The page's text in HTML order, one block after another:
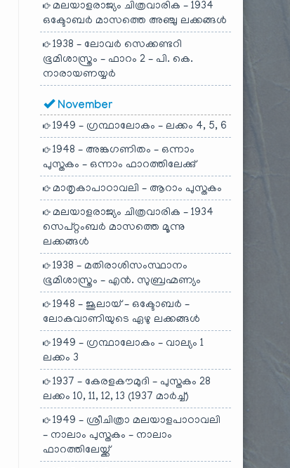
മലയാളരാജ്യം ചിത്രവാരിക – 1934
ഒക്ടോബർ മാസത്തെ അഞ്ചു ലക്കങ്ങൾ
1938 – ലോവർ സെക്കണ്ടറി
ഭൂമിശാസ്ത്രം – ഫാറം 2 – പി. കെ.
നാരായണയ്യർ
November
1949 – ഗ്രന്ഥാലോകം – ലക്കം 4, 5, 6
1948 – അങ്കഗണിതം – ഒന്നാം
പുസ്തകം – ഒന്നാം ഫാറത്തിലേക്കു്
മാതൃകാപാഠാവലി – ആറാം പുസ്തകം
മലയാളരാജ്യം ചിത്രവാരിക – 1934
സെപ്റ്റംബർ മാസത്തെ മൂന്നു
ലക്കങ്ങൾ
1938 – മതിരാശിസംസ്ഥാനം
ഭൂമിശാസ്ത്രം – എൻ. സുബ്രഹ്മണ്യം
1948 – ജൂലായ് – ഒക്ടോബർ –
ലോകവാണിയുടെ ഏഴു ലക്കങ്ങൾ
1949 – ഗ്രന്ഥാലോകം – വാല്യം 1
ലക്കം 3
1937 – കേരളകൗമുദി – പുസ്തകം 28
ലക്കം 10, 11, 12, 13 (1937 മാർച്ച്)
1949 – ശ്രീചിത്രാ മലയാളപാഠാവലി
– നാലാം പുസ്തകം – നാലാം
ഫാറത്തിലേയ്ക്ക്